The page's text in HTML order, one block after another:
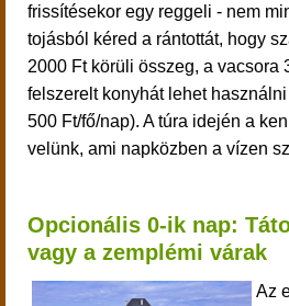
frissítésekor egy reggeli - nem
tojásból kéred a rántottát, hogy
2000 Ft körüli összeg, a vacsora
felszerelt konyhát lehet
500 Ft/fő/nap). A túra idején a
velünk, ami napközben a vízen
Opcionális 0-ik nap:
vagy a zemplémi várak
Az